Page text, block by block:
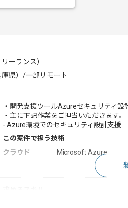
ーランス）
県）/一部リモート
・開発支援ツールAzureセキュリティ
・主に下記作業をご担当いただきます。
- Azure環境でのセキュリティ設計支援
この案件で扱う技術
クラウド
Microsoft Azure